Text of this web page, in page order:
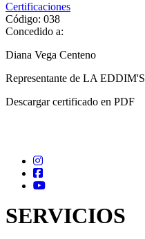
Certificaciones
Código: 038
Concedido a:
Diana Vega Centeno
Representante de LA EDDIM'S
Descargar certificado en PDF
SERVICIOS